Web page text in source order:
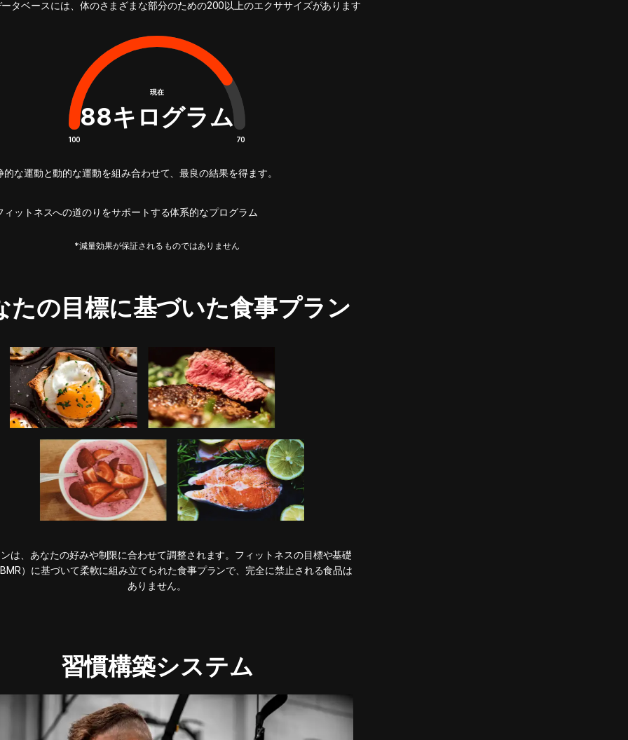
タベースには、体のさまざまな部分のための200以上のエクササイズがあります
現在
88キログラム
100 70
的な運動と動的な運動を組み合わせて、最良の結果を得ます。
ィットネスへの道のりをサポートする体系的なプログラム
*減量効果が保証されるものではありません
たの目標に基づいた食事プラン
は、あなたの好みや制限に合わせて調整されます。フィットネスの目標や基礎
）に基づいて柔軟に組み立てられた食事プランで、完全に禁止される食品は
ありません。
習慣構築システム